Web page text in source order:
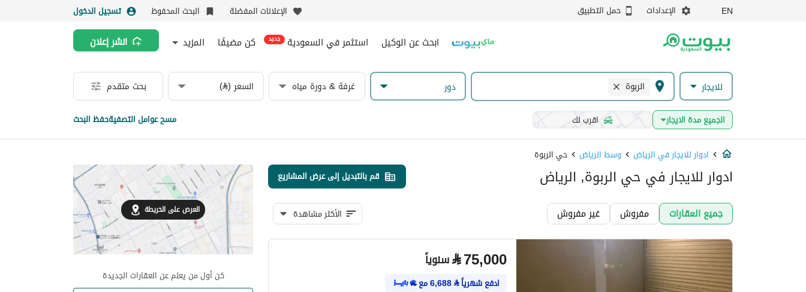
EN الإعدادات حمل التطبيق الإعلانات المفضلة البحث المحفوظ تسجيل الدخول
ابحث عن الوكيل استثمر في السعودية جديد كن مضيفًا المزيد انشر إعلان
للايجار الربوة دور غرفة & دورة مياه السعر (⃁) بحث متقدم
الجميع مدة الايجار اقرب لك مسح عوامل التصفيةحفظ البحث
ادوار للايجار في الرياض وسط الرياض حي الربوة
ادوار للايجار في حي الربوة, الرياض قم بالتبديل إلى عرض المشاريع
جميع العقارات مفروش غير مفروش الأكثر مشاهدة
⃁75,000 سنوياً
ادفع شهرياً⃁
6,688مع
العرض على الخريطة
كن أول من يعلم عن العقارات الجديدة